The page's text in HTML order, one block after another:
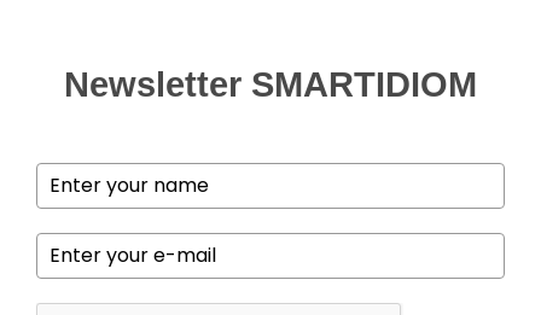
Newsletter SMARTIDIOM